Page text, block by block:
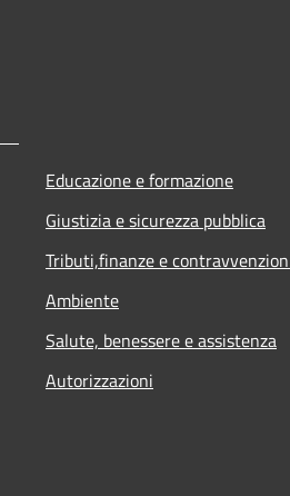
Educazione e formazione
Giustizia e sicurezza pubblica
Tributi,finanze e
Ambiente
Salute, benessere e assistenza
Autorizzazioni